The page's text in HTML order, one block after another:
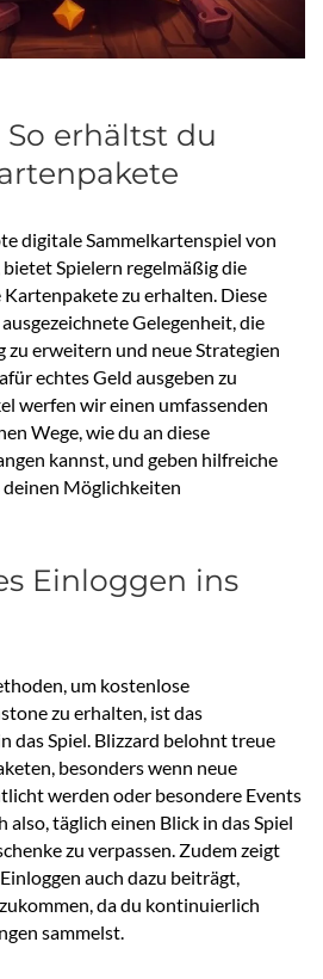
erhältst du
digitale Sammelkartenspiel von
Spielern regelmäßig die
zu erhalten. Diese
Gelegenheit, die
zu erweitern und neue Strategien
echtes Geld ausgeben zu
werfen wir einen umfassenden
Wege, wie du an diese
kannst, und geben hilfreiche
deinen Möglichkeiten
Einloggen ins
um kostenlose
zu erhalten, ist das
das Spiel. Blizzard belohnt treue
besonders wenn neue
werden oder besondere Events
täglich einen Blick in das Spiel
zu verpassen. Zudem zeigt
auch dazu beiträgt,
da du kontinuierlich
sammelst.